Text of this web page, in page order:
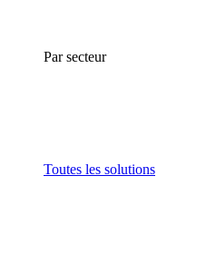
Par secteur
Toutes les solutions